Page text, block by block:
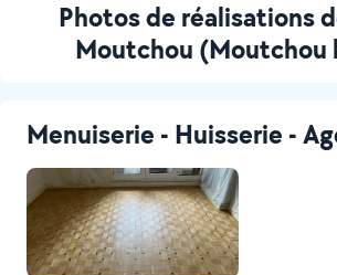
Photos de réalisations
Moutchou (Moutchou
Menuiserie - Huisserie -